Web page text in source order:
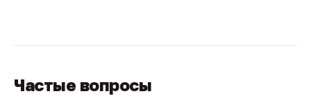
Частые вопросы